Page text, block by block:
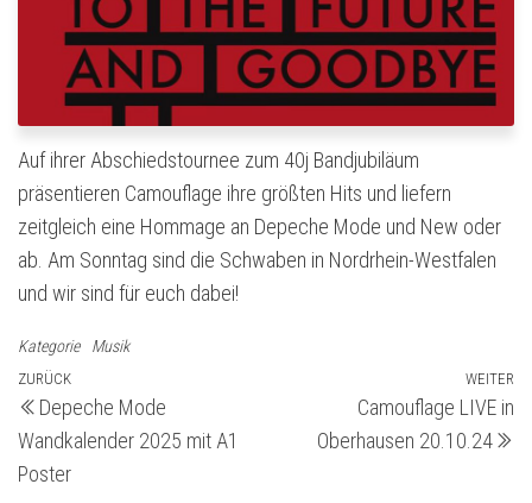
Auf ihrer Abschiedstournee zum 40j Bandjubiläum
präsentieren Camouflage ihre größten Hits und liefern
zeitgleich eine Hommage an Depeche Mode und New oder
ab. Am Sonntag sind die Schwaben in Nordrhein-Westfalen
und wir sind für euch dabei!
Kategorie Musik
Beitragsnavigation
Vorheriger
Beitrag
ZURÜCK
Depeche Mode
Wandkalender 2025 mit A1
Poster
WEITER
Camouflage LIVE in
Oberhausen 20.10.24